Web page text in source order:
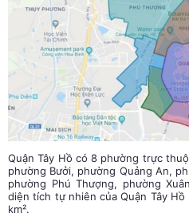
Quận Tây Hồ có 8 phường trực
phường Bưởi, phường Quảng An,
phường Phú Thượng, phường
diện tích tự nhiên của Quận Tây
km².